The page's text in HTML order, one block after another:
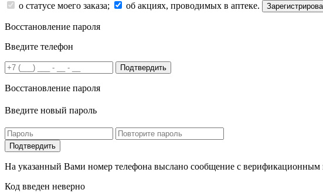
о статусе моего заказа; об акциях, проводимых в аптеке.
Восстановление пароля
Введите телефон
Подтвердить
Восстановление пароля
Введите новый пароль
На указанный Вами номер телефона выслано сообщение с верификационным
Код введен неверно